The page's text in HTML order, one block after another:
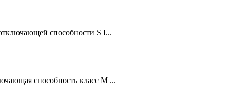
способности S I...
способность класс M ...